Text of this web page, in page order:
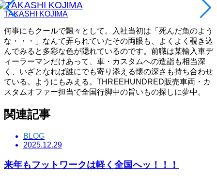
TAKASHI KOJIMA
何事にもクールで飄々として。入社当初は「死んだ魚のよう
な・・・」なんて弄られていたその両眼も、よくよく覗き込
んでみると多彩な色が隠れているのです。前職は某輸入車デ
ィーラーマンだけあって、車・カスタムへの造詣も相当深
く、いざとなれば誰にでも寄り添える懐の深さも持ち合わせ
ている。ようにもみえる。THREEHUNDRED販売車両・カ
スタムオファー担当で全国行脚中の旨いもの探しに夢中。
関連記事
BLOG
2025.12.29
来年もフットワークは軽く全国へッ！！！